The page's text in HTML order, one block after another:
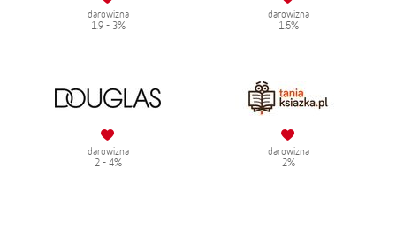
darowizna
1.9 - 3%
darowizna
1.5%
darowizna
2 - 4%
darowizna
2%